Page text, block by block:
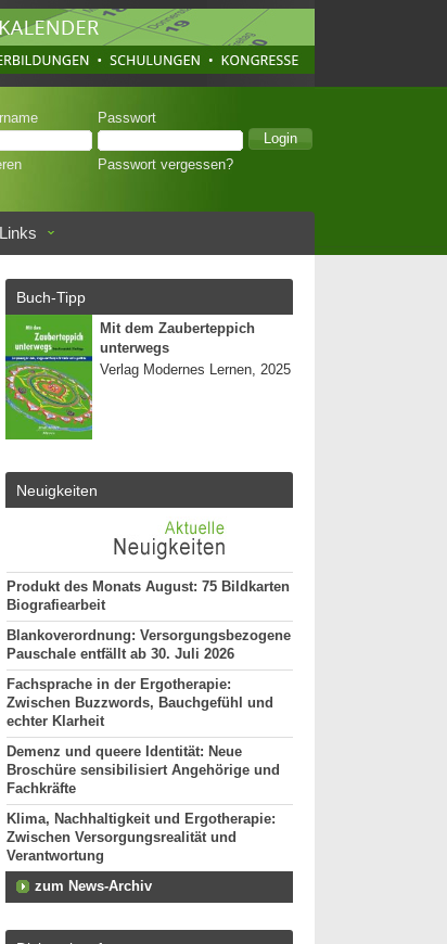
Passwort
Passwort vergessen?
Links
Buch-Tipp
Mit dem Zauberteppich
unterwegs
Verlag Modernes Lernen, 2025
Neuigkeiten
Produkt des Monats August: 75 Bildkarten
Biografiearbeit
Blankoverordnung: Versorgungsbezogene
Pauschale entfällt ab 30. Juli 2026
Fachsprache in der Ergotherapie:
Zwischen Buzzwords, Bauchgefühl und
echter Klarheit
Demenz und queere Identität: Neue
Broschüre sensibilisiert Angehörige und
Fachkräfte
Klima, Nachhaltigkeit und Ergotherapie:
Zwischen Versorgungsrealität und
Verantwortung
zum News-Archiv